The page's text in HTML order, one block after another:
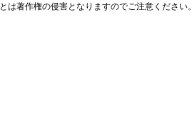
著作権の侵害となりますのでご注意ください。